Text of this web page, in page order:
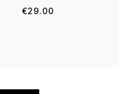
€29.00